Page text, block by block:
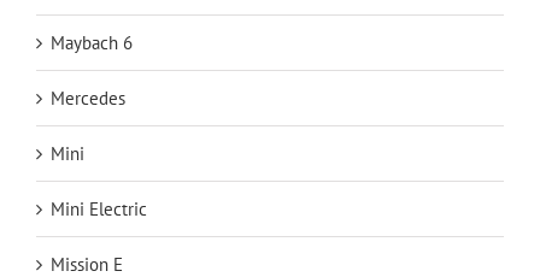
Maybach 6
Mercedes
Mini
Mini Electric
Mission E